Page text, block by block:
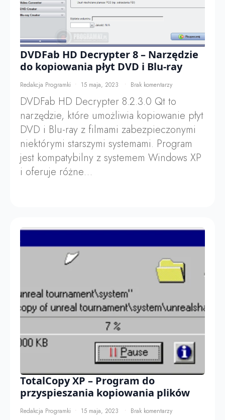
DVDFab HD Decrypter 8 – Narzędzie
do kopiowania płyt DVD i Blu-ray
Redakcja Programki 15 maja, 2023 Brak komentarzy
DVDFab HD Decrypter 8.2.3.0 Qt to
narzędzie, które umożliwia kopiowanie płyt
DVD i Blu-ray z filmami zabezpieczonymi
niektórymi starszymi systemami. Program
jest kompatybilny z systemem Windows XP
i oferuje różne…
TotalCopy XP – Program do
przyspieszania kopiowania plików
Redakcja Programki 15 maja, 2023 Brak komentarzy